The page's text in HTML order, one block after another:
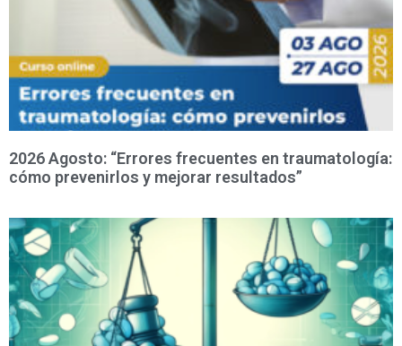
2026 Agosto: “Errores frecuentes en traumatología:
cómo prevenirlos y mejorar resultados”